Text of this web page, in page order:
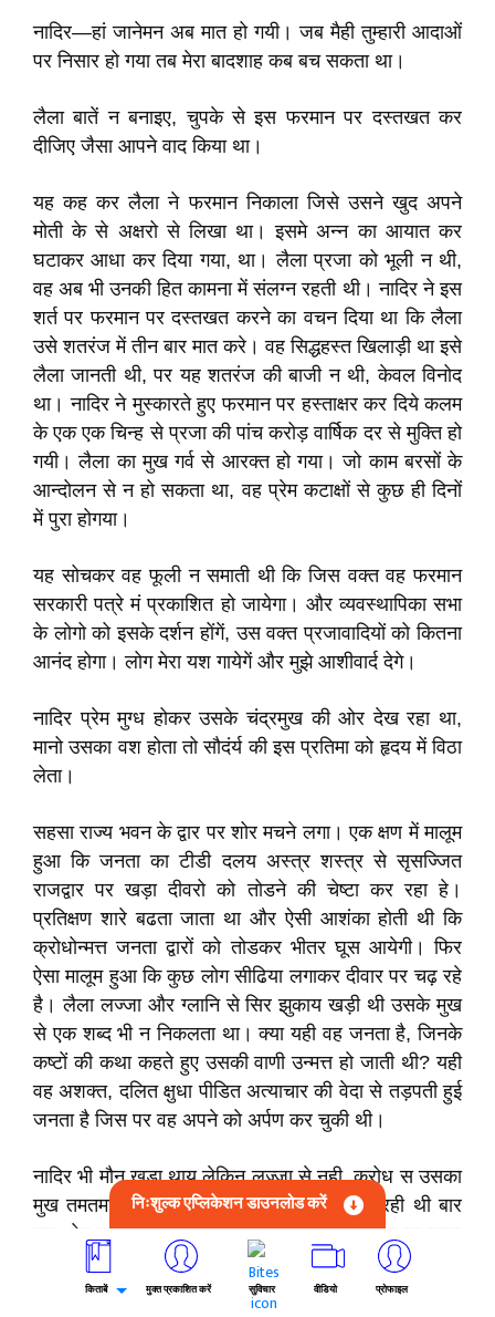
नादिर—हां जानेमन अब मात हो गयी। जब मैही तुम्हारी आदाओं
पर निसार हो गया तब मेरा बादशाह कब बच सकता था।
लैला बातें न बनाइए, चुपके से इस फरमान पर दस्तखत कर
दीजिए जैसा आपने वाद किया था।
यह कह कर लैला ने फरमान निकाला जिसे उसने खुद अपने
मोती के से अक्षरो से लिखा था। इसमे अन्न का आयात कर
घटाकर आधा कर दिया गया, था। लैला प्रजा को भूली न थी,
वह अब भी उनकी हित कामना में संलग्न रहती थी। नादिर ने इस
शर्त पर फरमान पर दस्तखत करने का वचन दिया था कि लैला
उसे शतरंज में तीन बार मात करे। वह सिद्धहस्त खिलाड़ी था इसे
लैला जानती थी, पर यह शतरंज की बाजी न थी, केवल विनोद
था। नादिर ने मुस्कारते हुए फरमान पर हस्ताक्षर कर दिये कलम
के एक एक चिन्ह से प्रजा की पांच करोड़ वार्षिक दर से मुक्ति हो
गयी। लैला का मुख गर्व से आरक्त हो गया। जो काम बरसों के
आन्दोलन से न हो सकता था, वह प्रेम कटाक्षों से कुछ ही दिनों
में पुरा होगया।
यह सोचकर वह फूली न समाती थी कि जिस वक्त वह फरमान
सरकारी पत्रे मं प्रकाशित हो जायेगा। और व्यवस्थापिका सभा
के लोगो को इसके दर्शन होंगें, उस वक्त प्रजावादियों को कितना
आनंद होगा। लोग मेरा यश गायेगें और मुझे आशीवार्द देगे।
नादिर प्रेम मुग्ध होकर उसके चंद्रमुख की ओर देख रहा था,
मानो उसका वश होता तो सौदंर्य की इस प्रतिमा को हृदय में विठा
लेता।
सहसा राज्य भवन के द्वार पर शोर मचने लगा। एक क्षण में मालूम
हुआ कि जनता का टीडी दलय अस्त्र शस्त्र से सृसज्जित
राजद्वार पर खड़ा दीवरो को तोडने की चेष्टा कर रहा हे।
प्रतिक्षण शारे बढता जाता था और ऐसी आशंका होती थी कि
क्रोधोन्मत्त जनता द्वारों को तोडकर भीतर घूस आयेगी। फिर
ऐसा मालूम हुआ कि कुछ लोग सीढिया लगाकर दीवार पर चढ़ रहे
है। लैला लज्जा और ग्लानि से सिर झुकाय खड़ी थी उसके मुख
से एक शब्द भी न निकलता था। क्या यही वह जनता है, जिनके
कष्टों की कथा कहते हुए उसकी वाणी उन्मत्त हो जाती थी? यही
वह अशक्त, दलित क्षुधा पीडित अत्याचार की वेदा से तड़पती हुई
जनता है जिस पर वह अपने को अर्पण कर चुकी थी।
नादिर भी मौन खड़ा थाय लेकिन लज्जा से नही, क्रोध स उसका
मुख तमतमा उठा था, आंखो से चिरगारियां निकल रही थी बार
बार ओठ चबाता और तलवार के कब्जे पर हाथ रखकर रह जाता
था वह बार बार लैला की ओर संतप्त नेत्रो से देखता था। जरा
इशारे की देर थी। उसका हुक्म पाते ही उसकी सेना इस विद्रोही
निःशुल्क एप्लिकेशन डाउनलोड करें
किताबें मुक्त प्रकाशित करें सुविचार वीडियो प्रोफाइल